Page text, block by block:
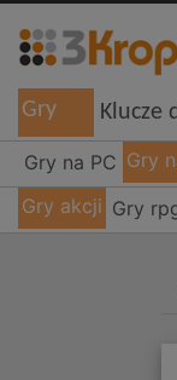
Gry Klucze
Gry na PC Gry
Gry akcji Gry